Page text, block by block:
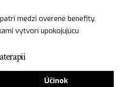
medzi overené benefity.
vytvorí upokojujúcu
Účinok